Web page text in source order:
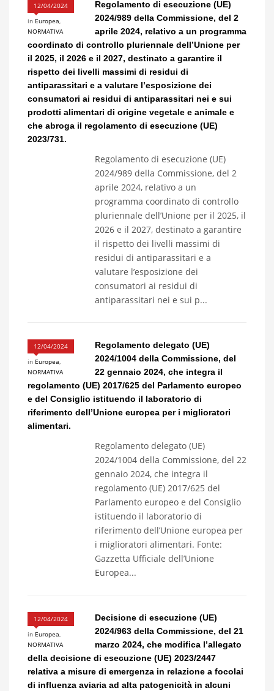
12/04/2024
in Europea,
NORMATIVA
Regolamento di esecuzione (UE)
2024/989 della Commissione, del 2
aprile 2024, relativo a un programma
coordinato di controllo pluriennale dell’Unione per
il 2025, il 2026 e il 2027, destinato a garantire il
rispetto dei livelli massimi di residui di
antiparassitari e a valutare l’esposizione dei
consumatori ai residui di antiparassitari nei e sui
prodotti alimentari di origine vegetale e animale e
che abroga il regolamento di esecuzione (UE)
2023/731.
Regolamento di esecuzione (UE)
2024/989 della Commissione, del 2
aprile 2024, relativo a un
programma coordinato di controllo
pluriennale dell’Unione per il 2025, il
2026 e il 2027, destinato a garantire
il rispetto dei livelli massimi di
residui di antiparassitari e a
valutare l’esposizione dei
consumatori ai residui di
antiparassitari nei e sui p...
12/04/2024
in Europea,
NORMATIVA
Regolamento delegato (UE)
2024/1004 della Commissione, del
22 gennaio 2024, che integra il
regolamento (UE) 2017/625 del Parlamento europeo
e del Consiglio istituendo il laboratorio di
riferimento dell’Unione europea per i miglioratori
alimentari.
Regolamento delegato (UE)
2024/1004 della Commissione, del 22
gennaio 2024, che integra il
regolamento (UE) 2017/625 del
Parlamento europeo e del Consiglio
istituendo il laboratorio di
riferimento dell’Unione europea per
i miglioratori alimentari. Fonte:
Gazzetta Ufficiale dell’Unione
Europea...
12/04/2024
in Europea,
NORMATIVA
Decisione di esecuzione (UE)
2024/963 della Commissione, del 21
marzo 2024, che modifica l’allegato
della decisione di esecuzione (UE) 2023/2447
relativa a misure di emergenza in relazione a focolai
di influenza aviaria ad alta patogenicità in alcuni